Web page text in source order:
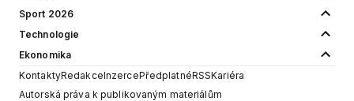
Sport 2026
Technologie
Ekonomika
KontaktyRedakceInzercePředplatnéRSSKariéra
Autorská práva k publikovaným materiálům